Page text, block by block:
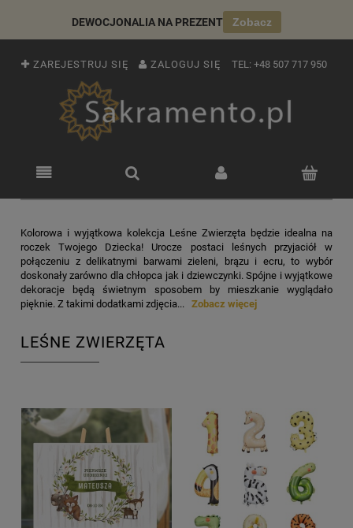
DEWOCJONALIA NA PREZENT Zobacz
ZAREJESTRUJ SIĘ ZALOGUJ SIĘ TEL: +48 507 717 950
Kolorowa i wyjątkowa kolekcja Leśne Zwierzęta będzie idealna na
roczek Twojego Dziecka! Urocze postaci leśnych przyjaciół w
połączeniu z delikatnymi barwami zieleni, brązu i ecru, to wybór
doskonały zarówno dla chłopca jak i dziewczynki. Spójne i wyjątkowe
dekoracje będą świetnym sposobem by mieszkanie wyglądało
pięknie. Z takimi dodatkami zdjęcia... Zobacz więcej
LEŚNE ZWIERZĘTA